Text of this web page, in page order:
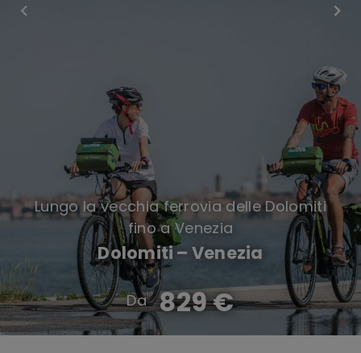
Lungo la vecchia ferrovia delle Dolomiti
fino a Venezia
Dolomiti – Venezia
829 €